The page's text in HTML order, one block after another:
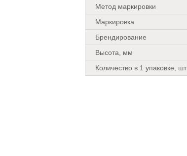
Метод маркировки
Маркировка
Брендирование
Высота, мм
Количество в 1 упаковке, шт